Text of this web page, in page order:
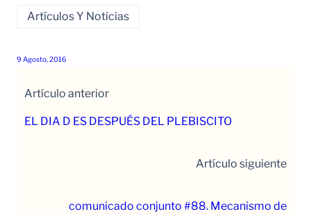
Artículos Y Noticias
9 Agosto, 2016
Artículo anterior
EL DIA D ES DESPUÉS DEL PLEBISCITO
Artículo siguiente
comunicado conjunto #88. Mecanismo de